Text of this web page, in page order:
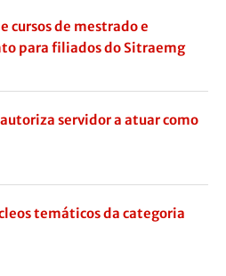
cursos de mestrado e
para filiados do Sitraemg
servidor a atuar como
temáticos da categoria